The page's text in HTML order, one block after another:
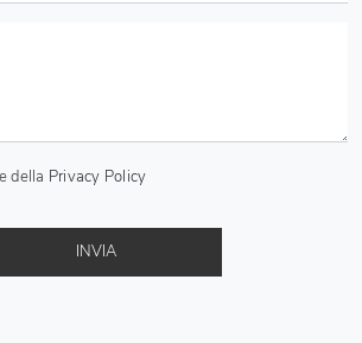
della Privacy Policy
INVIA